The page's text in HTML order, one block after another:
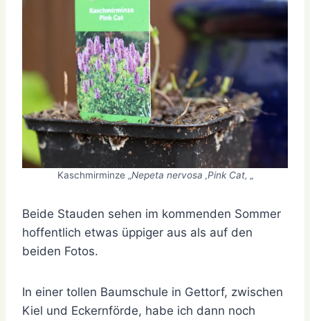
Kaschmirminze „Nepeta nervosa ‚Pink Cat‚ „
Beide Stauden sehen im kommenden Sommer
hoffentlich etwas üppiger aus als auf den
beiden Fotos.
In einer tollen Baumschule in Gettorf, zwischen
Kiel und Eckernförde, habe ich dann noch